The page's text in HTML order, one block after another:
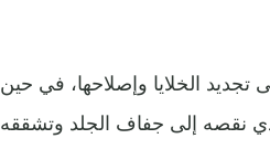
"ب 12″، الذي يعمل على تجديد الخلايا وإصلاحها، في حين